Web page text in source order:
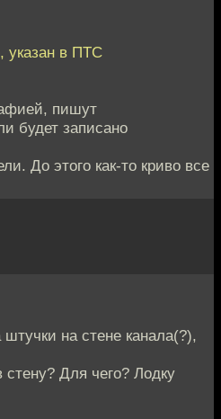
указан в ПТС
пишут
будет записано
До этого как-то криво все
на стене канала(?),
Для чего? Лодку